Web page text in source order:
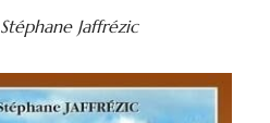
Stéphane Jaffrézic